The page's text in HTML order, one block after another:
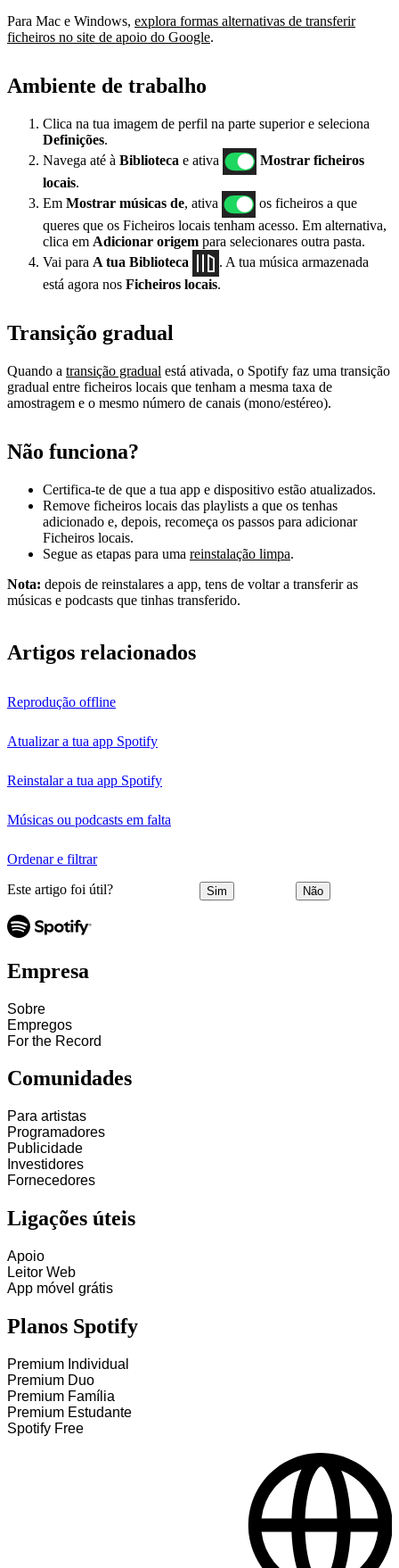
Para Mac e Windows, explora formas alternativas de transferir
ficheiros no site de apoio do Google.
Ambiente de trabalho
Clica na tua imagem de perfil na parte superior e seleciona
Definições.
Navega até à Biblioteca e ativa
Mostrar ficheiros
locais.
Em Mostrar músicas de, ativa
os ficheiros a que
queres que os Ficheiros locais tenham acesso. Em alternativa,
clica em Adicionar origem para selecionares outra pasta.
Vai para A tua Biblioteca
. A tua música armazenada
está agora nos Ficheiros locais.
Transição gradual
Quando a transição gradual está ativada, o Spotify faz uma transição
gradual entre ficheiros locais que tenham a mesma taxa de
amostragem e o mesmo número de canais (mono/estéreo).
Não funciona?
Certifica-te de que a tua app e dispositivo estão atualizados.
Remove ficheiros locais das playlists a que os tenhas
adicionado e, depois, recomeça os passos para adicionar
Ficheiros locais.
Segue as etapas para uma reinstalação limpa.
Nota: depois de reinstalares a app, tens de voltar a transferir as
músicas e podcasts que tinhas transferido.
Artigos relacionados
Reprodução offline
Atualizar a tua app Spotify
Reinstalar a tua app Spotify
Músicas ou podcasts em falta
Ordenar e filtrar
Este artigo foi útil? Sim Não
Empresa
Sobre
Empregos
For the Record
Comunidades
Para artistas
Programadores
Publicidade
Investidores
Fornecedores
Ligações úteis
Apoio
Leitor Web
App móvel grátis
Planos Spotify
Premium Individual
Premium Duo
Premium Família
Premium Estudante
Spotify Free